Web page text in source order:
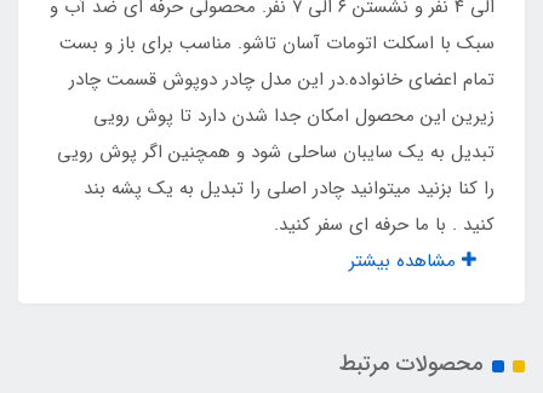
عصایی اتوماتیک آسان تاشو
نوع و طول بسته بندی
لوله ای ۹۰ سانت
چین
الی ۴ نفر و نشستن ۶ الی ۷ نفر. محصولی حرفه ای ضد آب و
سبک با اسکلت اتومات آسان تاشو. مناسب برای باز و بست
تمام اعضای خانواده.در این مدل چادر دوپوش قسمت چادر
زیرین این محصول امکان جدا شدن دارد تا پوش رویی
تبدیل به یک سایبان ساحلی شود و همچنین اگر پوش رویی
را کنا بزنید میتوانید چادر اصلی را تبدیل به یک پشه بند
کنید . با ما حرفه ای سفر کنید.
مشاهده بیشتر
محصولات مرتبط